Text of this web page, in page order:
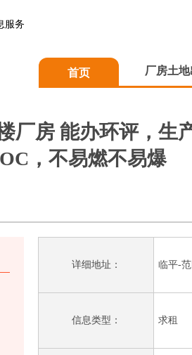
服务
首页 厂房土地
厂房 能办环评，
，不易燃不易爆
详细地址： 临平-
信息类型： 求租